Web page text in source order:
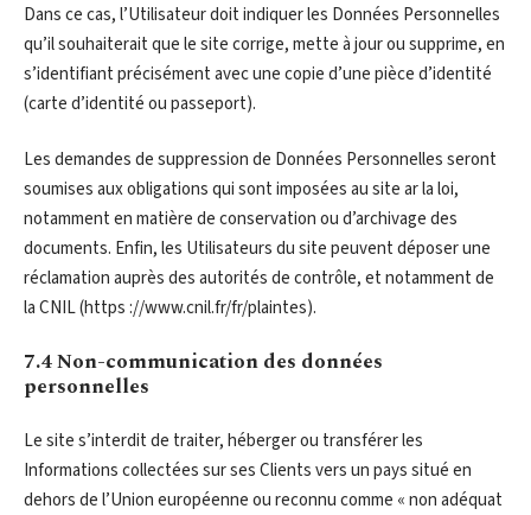
Dans ce cas, l’Utilisateur doit indiquer les Données Personnelles
qu’il souhaiterait que le site corrige, mette à jour ou supprime, en
s’identifiant précisément avec une copie d’une pièce d’identité
(carte d’identité ou passeport).
Les demandes de suppression de Données Personnelles seront
soumises aux obligations qui sont imposées au site ar la loi,
notamment en matière de conservation ou d’archivage des
documents. Enfin, les Utilisateurs du site peuvent déposer une
réclamation auprès des autorités de contrôle, et notamment de
la CNIL (https ://www.cnil.fr/fr/plaintes).
7.4 Non-communication des données
personnelles
Le site s’interdit de traiter, héberger ou transférer les
Informations collectées sur ses Clients vers un pays situé en
dehors de l’Union européenne ou reconnu comme « non adéquat